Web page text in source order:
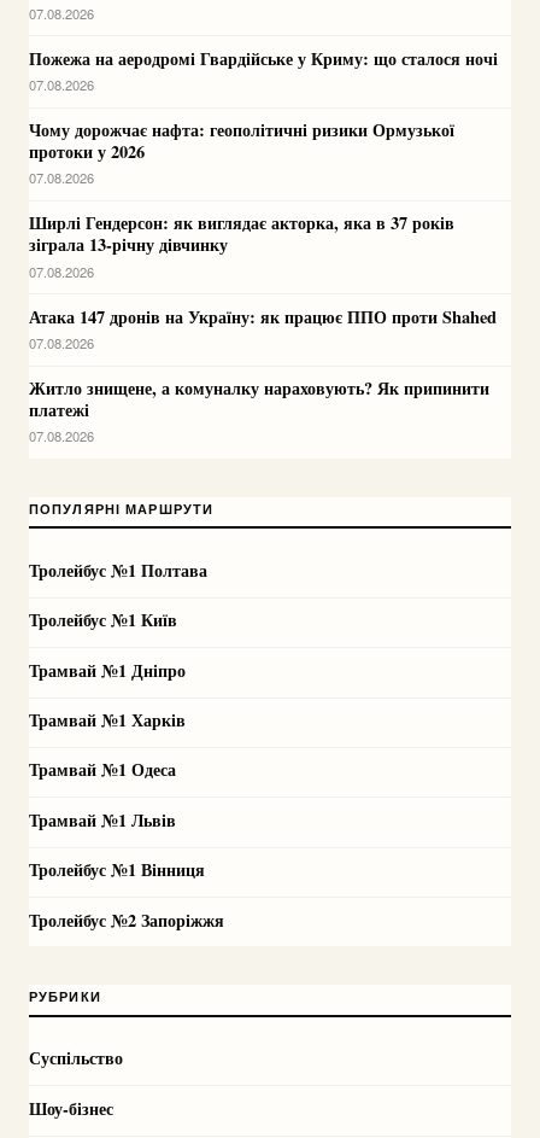
07.08.2026
Пожежа на аеродромі Гвардійське у Криму: що сталося ночі
07.08.2026
Чому дорожчає нафта: геополітичні ризики Ормузької
протоки у 2026
07.08.2026
Ширлі Гендерсон: як виглядає акторка, яка в 37 років
зіграла 13-річну дівчинку
07.08.2026
Атака 147 дронів на Україну: як працює ППО проти Shahed
07.08.2026
Житло знищене, а комуналку нараховують? Як припинити
платежі
07.08.2026
ПОПУЛЯРНІ МАРШРУТИ
Тролейбус №1 Полтава
Тролейбус №1 Київ
Трамвай №1 Дніпро
Трамвай №1 Харків
Трамвай №1 Одеса
Трамвай №1 Львів
Тролейбус №1 Вінниця
Тролейбус №2 Запоріжжя
РУБРИКИ
Суспільство
Шоу-бізнес